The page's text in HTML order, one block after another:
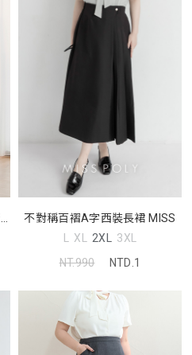
不對稱百褶A字西裝長裙 MISS
L XL 2XL 3XL
NT.990
NTD.1